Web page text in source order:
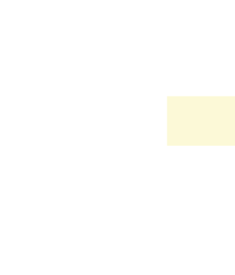
・採用、募集情報等の提供・連絡のため